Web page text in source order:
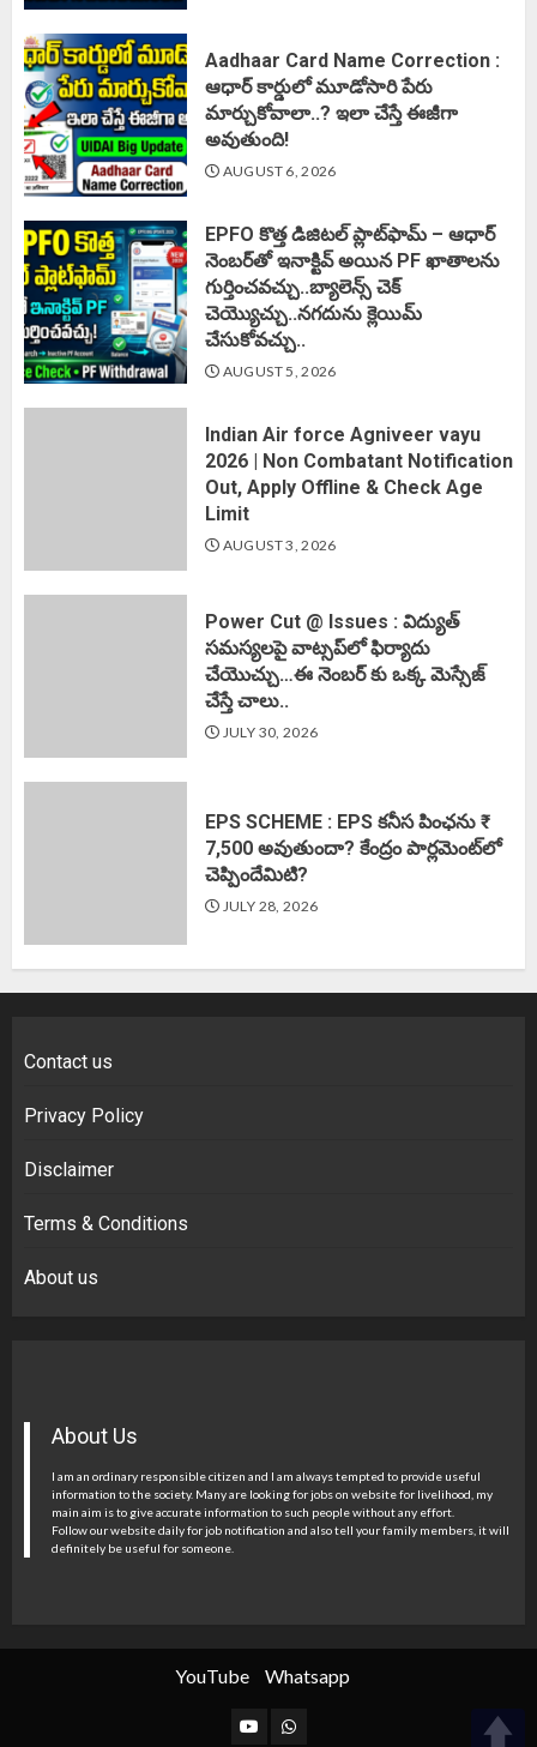
Aadhaar Card Name Correction :
ఆధార్ కార్డులో మూడోసారి పేరు
మార్చుకోవాలా..? ఇలా చేస్తే ఈజీగా
అవుతుంది!
AUGUST 6, 2026
EPFO కొత్త డిజిటల్ ప్లాట్‌ఫామ్‌ – ఆధార్
నెంబర్‌తో ఇనాక్టివ్ అయిన PF ఖాతాలను
గుర్తించవచ్చు..బ్యాలెన్స్ చెక్
చెయ్యొచ్చు..నగదును క్లెయిమ్
చేసుకోవచ్చు..
AUGUST 5, 2026
Indian Air force Agniveer vayu
2026 | Non Combatant Notification
Out, Apply Offline & Check Age
Limit
AUGUST 3, 2026
Power Cut @ Issues : విద్యుత్
సమస్యలపై వాట్సప్‌లో ఫిర్యాదు
చేయొచ్చు…ఈ నెంబర్ కు ఒక్క మెస్సేజ్
చేస్తే చాలు..
JULY 30, 2026
EPS SCHEME : EPS కనీస పింఛను ₹
7,500 అవుతుందా? కేంద్రం పార్లమెంట్‌లో
చెప్పిందేమిటి?
JULY 28, 2026
Contact us
Privacy Policy
Disclaimer
Terms & Conditions
About us
About Us
I am an ordinary responsible citizen and I am always tempted to provide useful
information to the society. Many are looking for jobs on website for livelihood, my
main aim is to give accurate information to such people without any effort.
Follow our website daily for job notification and also tell your family members, it will
definitely be useful for someone.
YouTube Whatsapp
YouTubeWhatsapp